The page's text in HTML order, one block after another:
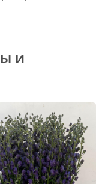
и